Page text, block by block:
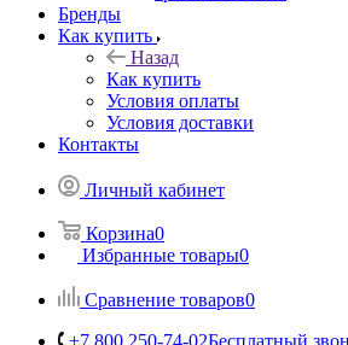
Бренды
Как купить
Назад
Как купить
Условия оплаты
Условия доставки
Контакты
Личный кабинет
Корзина0
Избранные товары0
Сравнение товаров0
+7 800 250-74-02Бесплатный